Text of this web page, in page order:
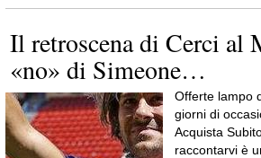
Il retroscena di Cerci al
«no» di Simeone…
Offerte lampo
giorni di
Acquista
raccontarvi è